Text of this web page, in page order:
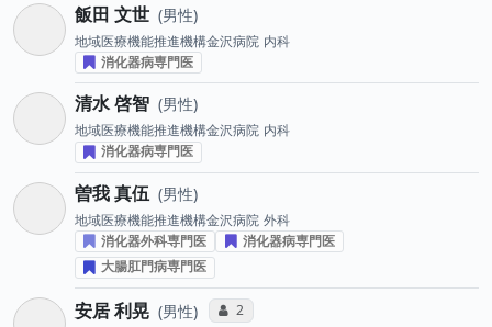
飯田 文世 男性
地域医療機能推進機構金沢病院 内科
消化器病専門医
清水 啓智 男性
地域医療機能推進機構金沢病院 内科
消化器病専門医
曽我 真伍 男性
地域医療機能推進機構金沢病院 外科
消化器外科専門医
消化器病専門医
大腸肛門病専門医
安居 利晃 男性 コミュニケーション・タイプ投票数
2